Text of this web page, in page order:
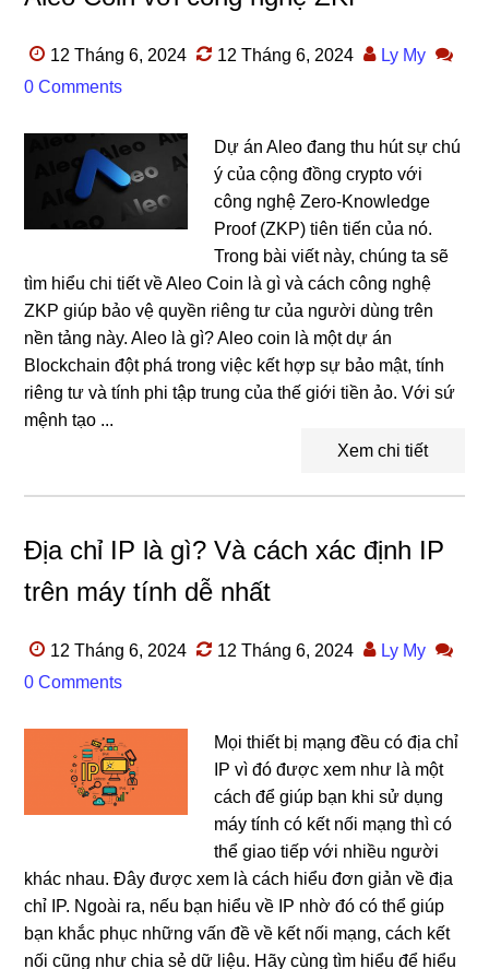
12 Tháng 6, 2024 12 Tháng 6, 2024
Ly My
0 Comments
Dự án Aleo đang thu hút sự chú
ý của cộng đồng crypto với
công nghệ Zero-Knowledge
Proof (ZKP) tiên tiến của nó.
Trong bài viết này, chúng ta sẽ
tìm hiểu chi tiết về Aleo Coin là gì và cách công nghệ
ZKP giúp bảo vệ quyền riêng tư của người dùng trên
nền tảng này. Aleo là gì? Aleo coin là một dự án
Blockchain đột phá trong việc kết hợp sự bảo mật, tính
riêng tư và tính phi tập trung của thế giới tiền ảo. Với sứ
mệnh tạo ...
Xem chi tiết
Địa chỉ IP là gì? Và cách xác định IP
trên máy tính dễ nhất
12 Tháng 6, 2024 12 Tháng 6, 2024
Ly My
0 Comments
Mọi thiết bị mạng đều có địa chỉ
IP vì đó được xem như là một
cách để giúp bạn khi sử dụng
máy tính có kết nối mạng thì có
thể giao tiếp với nhiều người
khác nhau. Đây được xem là cách hiểu đơn giản về địa
chỉ IP. Ngoài ra, nếu bạn hiểu về IP nhờ đó có thể giúp
bạn khắc phục những vấn đề về kết nối mạng, cách kết
nối cũng như chia sẻ dữ liệu. Hãy cùng tìm hiểu để hiểu